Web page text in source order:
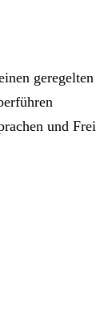
und